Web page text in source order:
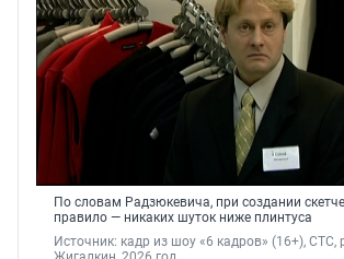
По словам Радзюкевича, при создании
правило — никаких шуток ниже плинтуса
Источник: кадр из шоу «6 кадров» (16+), СТС,